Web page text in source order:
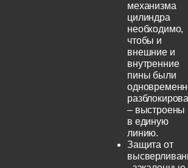
механизма
цилиндра
необходимо,
чтобы и
внешние и
внутренние
пины были
– выстроены
в единую
линию.
Защита от